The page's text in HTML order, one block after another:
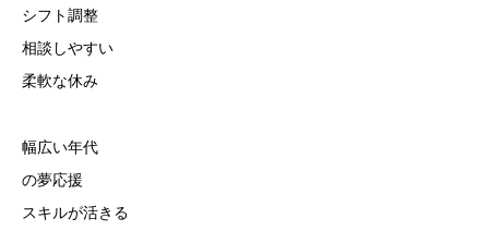
シフト調整
相談しやすい
柔軟な休み
幅広い年代
の夢応援
スキルが活きる